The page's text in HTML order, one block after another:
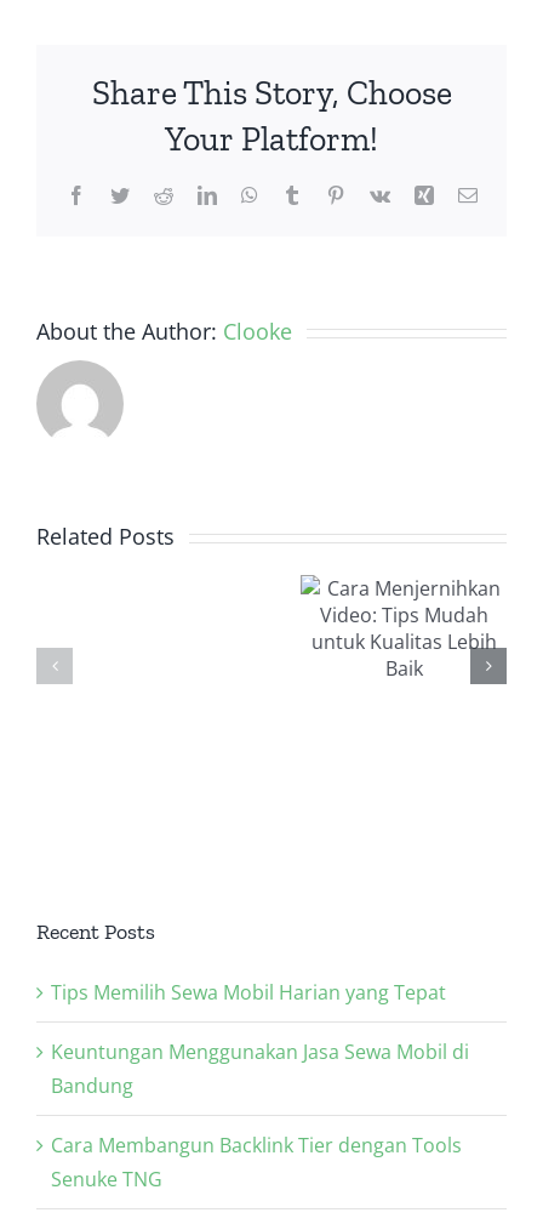
acara
Share This Story, Choose
Your Platform!
Facebook
TwitterRedditLinkedInWhatsApp
TumblrPinterest
Vk Xing Email
About the Author: Clooke
Related Posts
Menggunakan
Recent Posts
Tips Memilih Sewa Mobil Harian yang Tepat
Keuntungan Menggunakan Jasa Sewa Mobil di
Bandung
Cara Membangun Backlink Tier dengan Tools
Senuke TNG